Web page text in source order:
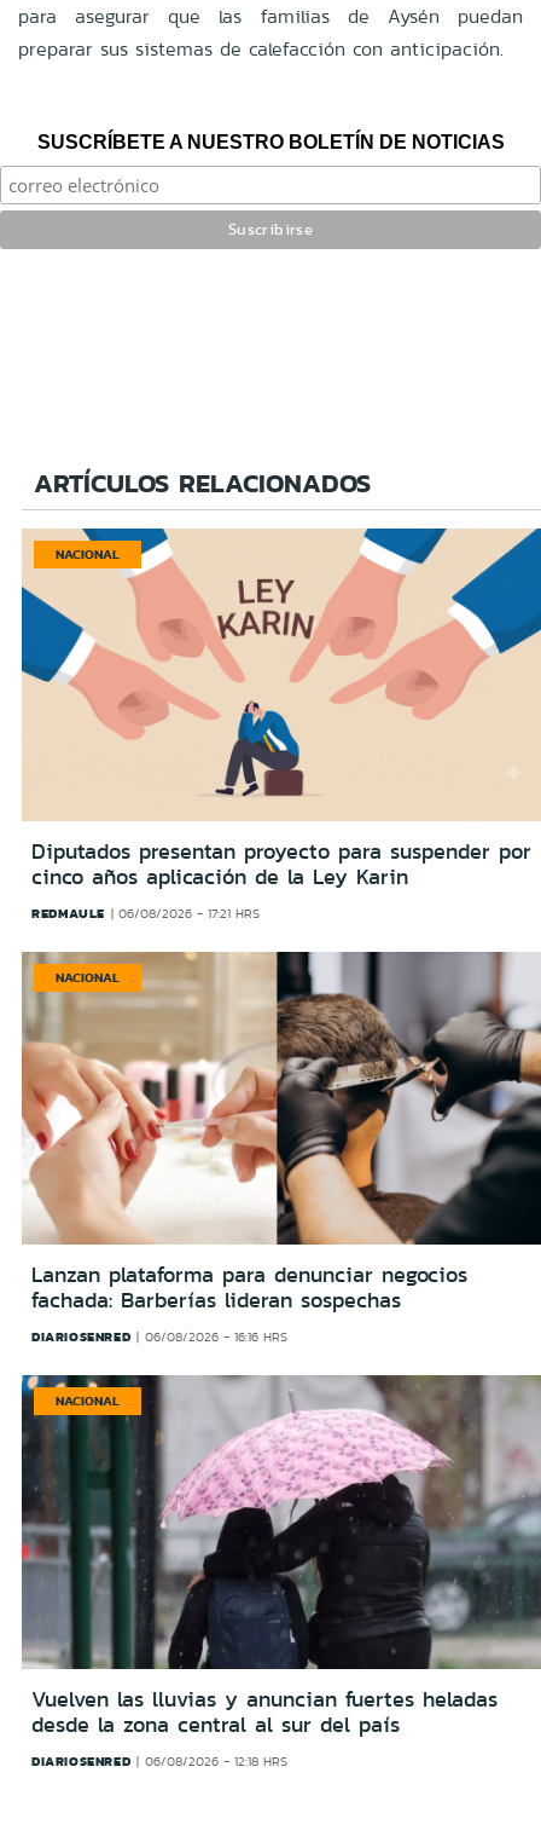
para asegurar que las familias de Aysén puedan
preparar sus sistemas de calefacción con anticipación.
SUSCRÍBETE A NUESTRO BOLETÍN DE NOTICIAS
ARTÍCULOS RELACIONADOS
NACIONAL
Diputados presentan proyecto para suspender por
cinco años aplicación de la Ley Karin
REDMAULE 06/08/2026 - 17:21 HRS
NACIONAL
Lanzan plataforma para denunciar negocios
fachada: Barberías lideran sospechas
DIARIOSENRED 06/08/2026 - 16:16 HRS
NACIONAL
Vuelven las lluvias y anuncian fuertes heladas
desde la zona central al sur del país
DIARIOSENRED 06/08/2026 - 12:18 HRS